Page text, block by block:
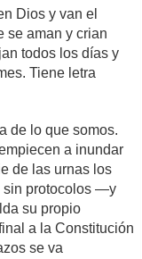
Dios y van el
se aman y crian
todos los días y
Tiene letra
de lo que somos.
a inundar
de las urnas los
sin protocolos —y
su propio
a la Constitución
se va